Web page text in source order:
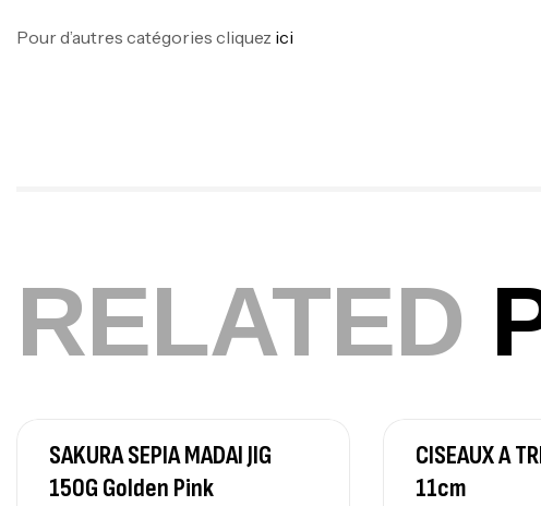
Pour d’autres catégories cliquez ici
RELATED
SAKURA SEPIA MADAI JIG
150G Golden Pink
CISEAUX A
11cm